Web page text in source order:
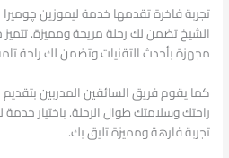
تجربة فاخرة تقدمها خدمة ليموزين
الشيخ تضمن لك رحلة مريحة ومميزة. تتميز
مجهزة بأحدث التقنيات وتضمن لك راحة
كما يقوم فريق السائقين المدربين
راحتك وسلامتك طوال الرحلة. باختيار
تجربة فارهة ومميزة تليق بك.